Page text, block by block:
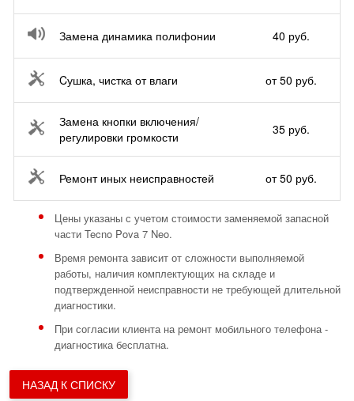
Замена динамика полифонии 40 руб.
Cушка, чистка от влаги от 50 руб.
Замена кнопки включения/
регулировки громкости
35 руб.
Ремонт иных неисправностей от 50 руб.
Цены указаны с учетом стоимости заменяемой запасной
части Tecno Pova 7 Neo.
Время ремонта зависит от сложности выполняемой
работы, наличия комплектующих на складе и
подтвержденной неисправности не требующей длительной
диагностики.
При согласии клиента на ремонт мобильного телефона -
диагностика бесплатна.
НАЗАД К СПИСКУ